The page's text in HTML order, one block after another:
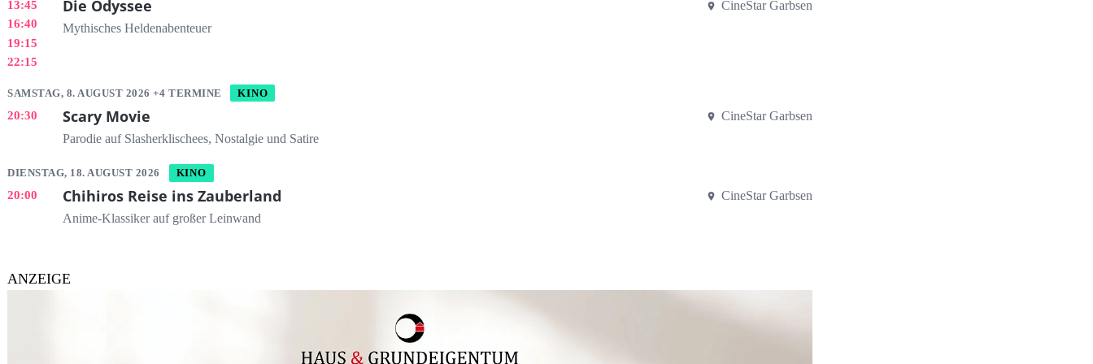
13:45
16:40
19:15
22:15
Die Odyssee
Mythisches Heldenabenteuer
CineStar Garbsen
SAMSTAG, 8. AUGUST 2026 +4 TERMINE KINO
20:30 Scary Movie
Parodie auf Slasherklischees, Nostalgie und Satire
CineStar Garbsen
DIENSTAG, 18. AUGUST 2026 KINO
20:00 Chihiros Reise ins Zauberland
Anime-Klassiker auf großer Leinwand
CineStar Garbsen
ANZEIGE